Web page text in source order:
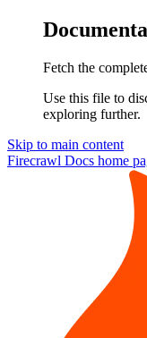
Fetch the
Use this file to
exploring further.
Skip to main content
Firecrawl Docs home